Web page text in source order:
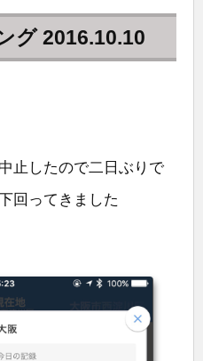
グ 2016.10.10
止したので二日ぶりで
回ってきました